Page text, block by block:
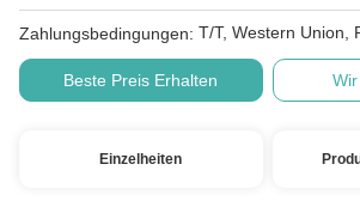
Zahlungsbedingungen: T/T, Western Union,
Beste Preis Erhalten
Einzelheiten